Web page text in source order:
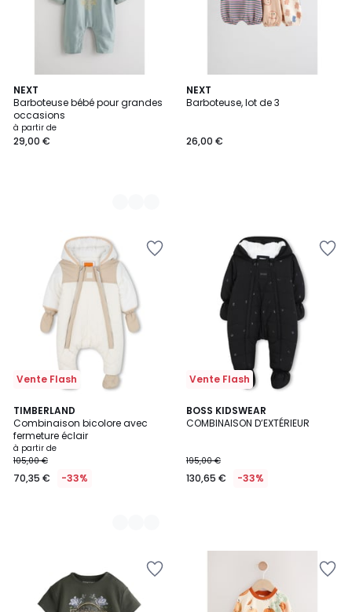
NEXT
Barboteuse bébé pour grandes
occasions
à partir de
29,00 €
3
Couleurs
NEXT
Barboteuse, lot de 3
26,00 €
Vente Flash
TIMBERLAND
Combinaison bicolore avec
fermeture éclair
à partir de
105,00 €
70,35 € -33%
2
Couleurs
Vente Flash
BOSS KIDSWEAR
COMBINAISON D’EXTÉRIEUR
195,00 €
130,65 € -33%